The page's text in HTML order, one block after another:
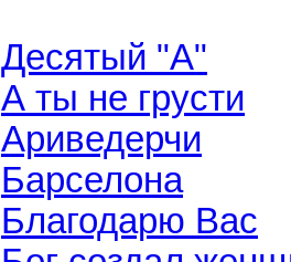
Десятый "А"
А ты не грусти
Ариведерчи
Барселона
Благодарю Вас